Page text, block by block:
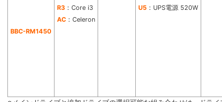
BBC-RM1450
R3 ：Core i3 U5 ：UPS電源 520W
AC ：Celeron